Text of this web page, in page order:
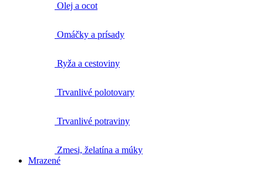
Olej a ocot
Omáčky a prísady
Ryža a cestoviny
Trvanlivé polotovary
Trvanlivé potraviny
Zmesi, želatína a múky
Mrazené